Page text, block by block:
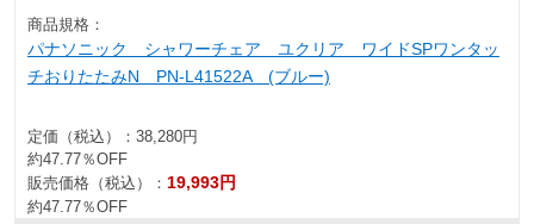
商品規格：
パナソニック シャワーチェア ユクリア ワイドSPワンタッ
チおりたたみN PN-L41522A (ブルー)
定価（税込）： 38,280円
約47.77％OFF
販売価格（税込）： 19,993円
約47.77％OFF